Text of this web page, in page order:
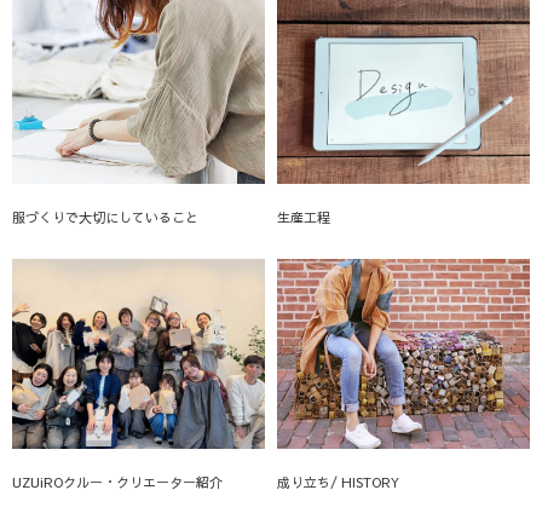
服づくりで大切にしていること 生産工程
UZUiROクルー・クリエーター紹介 成り立ち/ HISTORY